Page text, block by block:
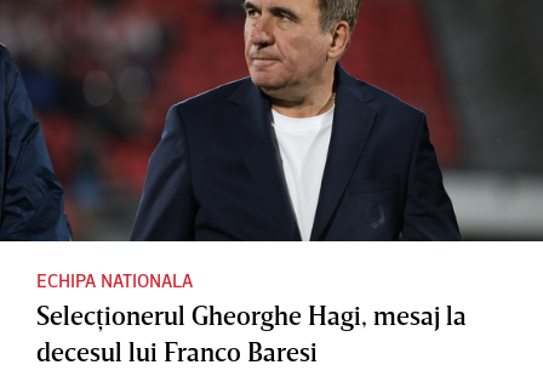
ECHIPA NATIONALA
Selecţionerul Gheorghe Hagi, mesaj la
decesul lui Franco Baresi